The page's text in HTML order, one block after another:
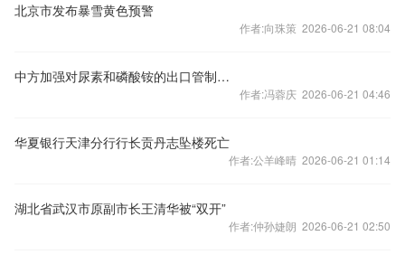
北京市发布暴雪黄色预警
作者:向珠策 2026-06-21 08:04
中方加强对尿素和磷酸铵的出口管制？外交部回应
作者:冯蓉庆 2026-06-21 04:46
华夏银行天津分行行长贡丹志坠楼死亡
作者:公羊峰晴 2026-06-21 01:14
湖北省武汉市原副市长王清华被“双开”
作者:仲孙婕朗 2026-06-21 02:50